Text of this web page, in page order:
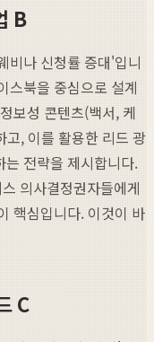
B
비나 신청률 증대'입니
스북을 중심으로 설계
보성 콘텐츠(백서, 케
고, 이를 활용한 리드 광
전략을 제시합니다.
의사결정권자들에게
핵심입니다. 이것이 바
C